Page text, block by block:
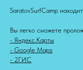
SaratovSurfCamp
Вы легко сможете
- Яндекс.Карты
- Google Maps
- 2ГИС